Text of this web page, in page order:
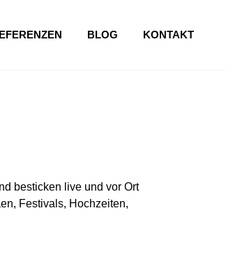
BLOG KONTAKT
besticken live und vor Ort
Festivals, Hochzeiten,